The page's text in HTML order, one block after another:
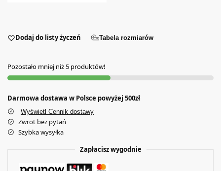
Dodaj do listy życzeń Tabela rozmiarów
Pozostało mniej niż 5 produktów!
Darmowa dostawa w Polsce powyżej 500zł
Wyświetl Cennik dostawy
Zwrot bez pytań
Szybka wysyłka
Zapłacisz wygodnie